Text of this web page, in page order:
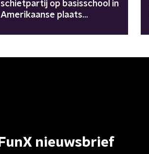
schietpartij op basisschool in
Amerikaanse plaats
FunX nieuwsbrief